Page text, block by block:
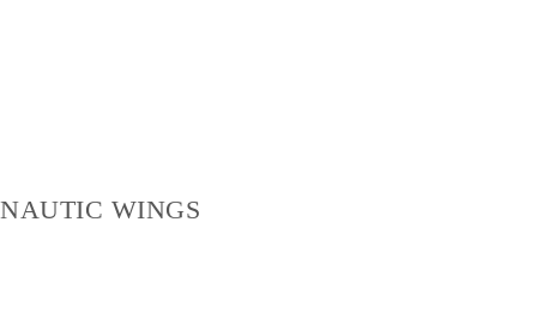
NAUTIC WINGS